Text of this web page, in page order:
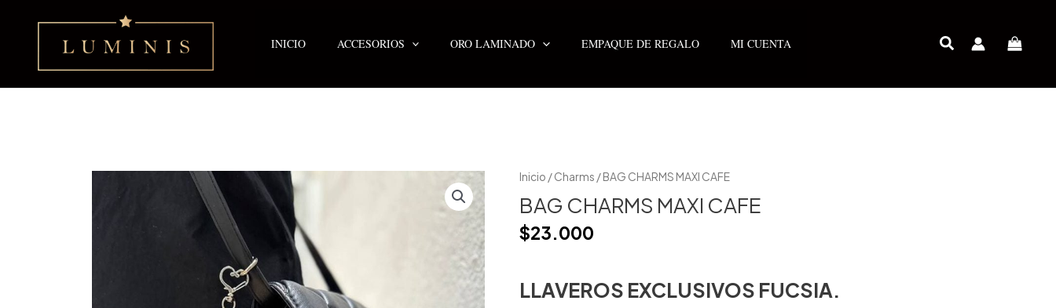
contenido
INICIO
ACCESORIOS ORO LAMINADO EMPAQUE DE REGALO MI CUENTA
Inicio /Charms / BAG CHARMS MAXI CAFE
BAG CHARMS MAXI CAFE
$23.000
LLAVEROS EXCLUSIVOS FUCSIA.
BAG
CHARMS
MAXI
CAFE
cantidad